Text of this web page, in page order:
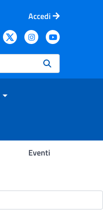
Accedi
Eventi